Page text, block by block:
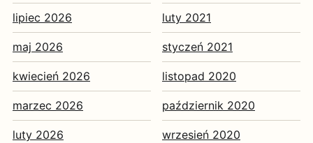
lipiec 2026
maj 2026
kwiecień 2026
marzec 2026
luty 2026
luty 2021
styczeń 2021
listopad 2020
październik 2020
wrzesień 2020